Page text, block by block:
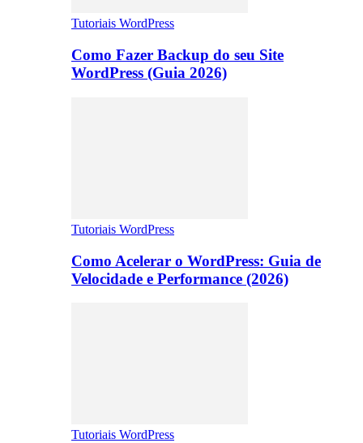
Tutoriais WordPress
Como Fazer Backup do seu Site
WordPress (Guia 2026)
Tutoriais WordPress
Como Acelerar o WordPress: Guia de
Velocidade e Performance (2026)
Tutoriais WordPress